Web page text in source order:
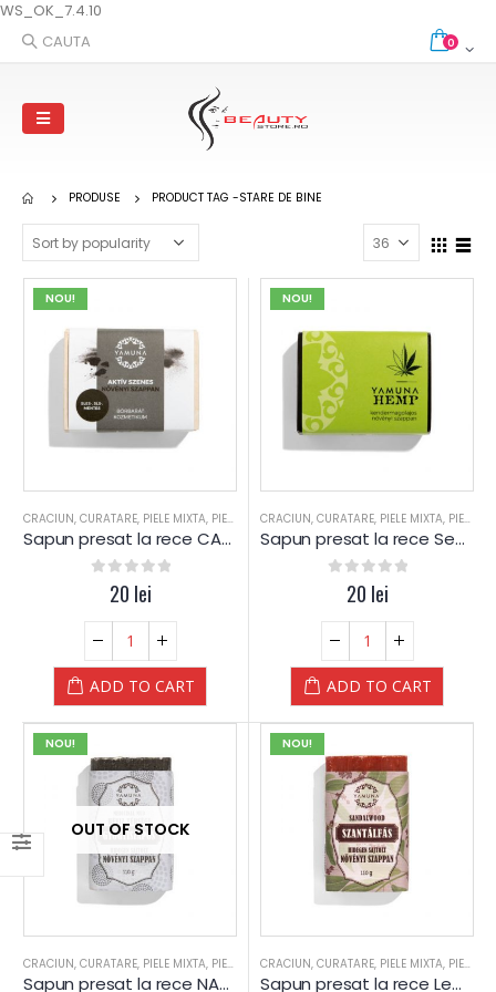
WS_OK_7.4.10
CAUTA
0
PRODUSE PRODUCT TAG -STARE DE BINE
NOU!
CRACIUN, CURATARE, PIELE MIXTA, PIELE SENSIBILA ,PIELE USCATA ,SAPUN,SAPUN,
Sapun presat la rece CARBUNE Activ – Yamuna
out of 5
20 lei
ADD TO CART
NOU!
CRACIUN, CURATARE, PIELE MIXTA, PIELE SENSIBILA
Sapun presat la rece Seminte de CANEPA (Cannabis) – Yamuna
out of 5
20 lei
ADD TO CART
NOU!
OUT OF STOCK
CRACIUN, CURATARE, PIELE MIXTA, PIELE SENSIBILA ,PIELE USCATA ,SAPUN,SAPUN,
Sapun presat la rece NAMOL Medicinal – Yamuna
NOU!
CRACIUN, CURATARE, PIELE MIXTA, PIELE SENSIBILA
Sapun presat la rece Lemn de SANTAL – Yamuna